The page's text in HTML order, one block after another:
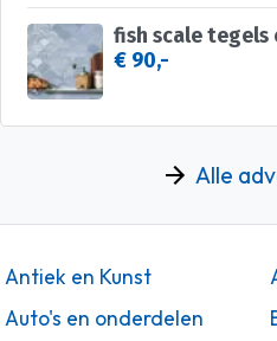
€ 90,-
Alle
Antiek en Kunst
Auto's en onderdelen